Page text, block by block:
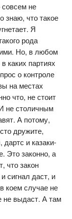
не
знаю, что такое
Я
рода
Но, в любом
каких партиях
о контроле
на местах
что, не стоит
не столичным
А потому,
дружите,
дартс и казаки-
Это законно, а
что закон
и сигнал даст, и
коем случае не
не выдаст. А там